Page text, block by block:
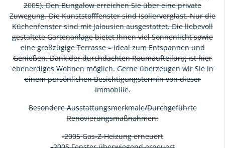
2005). Den Bungalow erreichen Sie über eine private
Zuwegung. Die Kunststofffenster sind Isolierverglast. Nur die
Küchenfenster sind mit Jalousien ausgestattet. Die liebevoll
gestaltete Gartenanlage bietet Ihnen viel Sonnenlicht sowie
eine großzügige Terrasse – ideal zum Entspannen und
Genießen. Dank der durchdachten Raumaufteilung ist hier
ebenerdiges Wohnen möglich. Gerne überzeugen wir Sie in
einem persönlichen Besichtigungstermin von dieser
Immobilie.
Besondere Ausstattungsmerkmale/Durchgeführte
Renovierungsmaßnahmen:
-2005 Gas-Z-Heizung erneuert